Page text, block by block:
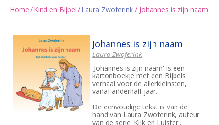
Home/Kind en Bijbel/Laura Zwoferink / Johannes is zijn naam
Johannes is zijn naam
Laura Zwoferink
'Johannes is zijn naam' is een
kartonboekje met een Bijbels
verhaal voor de allerkleinsten,
vanaf anderhalf jaar.
De eenvoudige tekst is van de
hand van Laura Zwoferink, auteur
van de serie 'Kijk en Luister'.